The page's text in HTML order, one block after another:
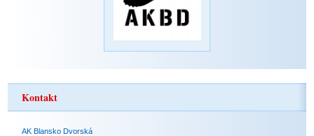
Kontakt
AK Blansko Dvorská